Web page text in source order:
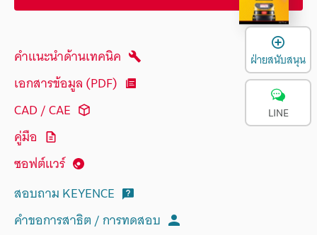
คำแนะนำด้านเทคนิค
เอกสารข้อมูล (PDF)
CAD / CAE
คู่มือ
ซอฟต์แวร์
สอบถาม KEYENCE
คำขอการสาธิต / การทดสอบ
ฝ่ายสนับสนุน
LINE